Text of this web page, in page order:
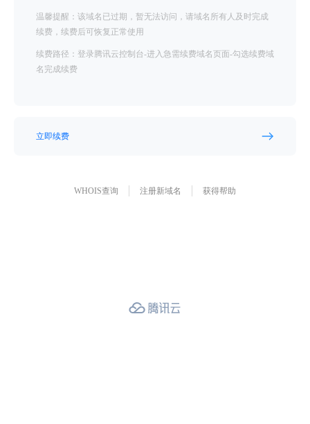
温馨提醒：该域名已过期，暂无法访问，请域名所有人及时完成
续费，续费后可恢复正常使用
续费路径：登录腾讯云控制台-进入急需续费域名页面-勾选续费域
名完成续费
立即续费
WHOIS查询 注册新域名 获得帮助